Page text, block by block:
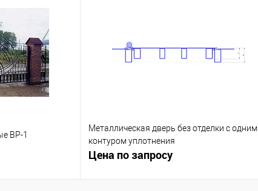
ВР-1
Металлическая дверь без отделки с одним
контуром уплотнения
Цена по запросу